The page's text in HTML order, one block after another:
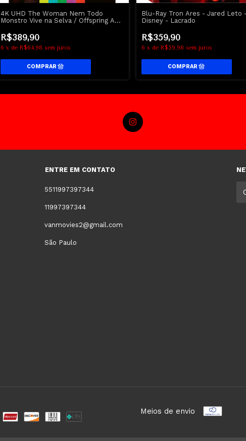
4K UHD The Woman Nem Todo
Monstro Vive na Selva / Offspring A
R$389,90
6 x de R$64,98 sem juros
Blu-Ray Tron Ares - Jared Leto
Disney - Lacrado
R$359,90
6 x de R$59,98 sem juros
ENTRE EM CONTATO
5511997397344
11997397344
vanmovies2@gmail.com
São Paulo
Meios de envio